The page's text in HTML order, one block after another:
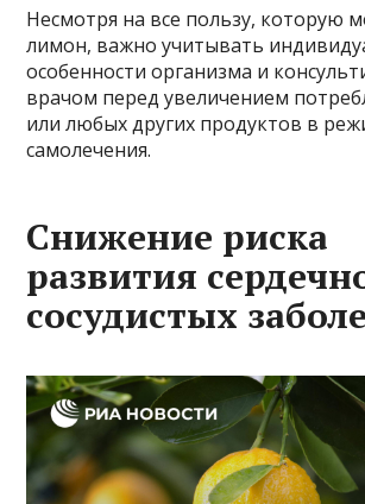
Несмотря на все пользу, которую
лимон, важно учитывать
особенности организма и
врачом перед увеличением
или любых других продуктов в
самолечения.
Снижение риска
развития
сосудистых